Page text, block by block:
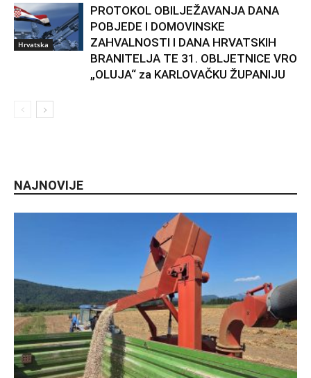
Hrvatska
PROTOKOL OBILJEŽAVANJA DANA
POBJEDE I DOMOVINSKE
ZAHVALNOSTI I DANA HRVATSKIH
BRANITELJA TE 31. OBLJETNICE VRO
„OLUJA“ za KARLOVAČKU ŽUPANIJU
NAJNOVIJE